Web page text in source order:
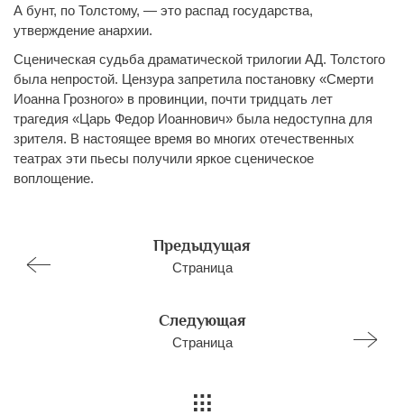
А бунт, по Толстому, — это распад государства,
утверждение анархии.
Сценическая судьба драматической трилогии АД. Толстого
была непростой. Цензура запретила постановку «Смерти
Иоанна Грозного» в провинции, почти тридцать лет
трагедия «Царь Федор Иоаннович» была недоступна для
зрителя. В настоящее время во многих отечественных
театрах эти пьесы получили яркое сценическое
воплощение.
Предыдущая
Страница
Следующая
Страница